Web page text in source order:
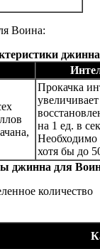
Воина:
джинна
Прокачка
на 1 ед. в
Необходимо
хотя бы до
джинна для
количество